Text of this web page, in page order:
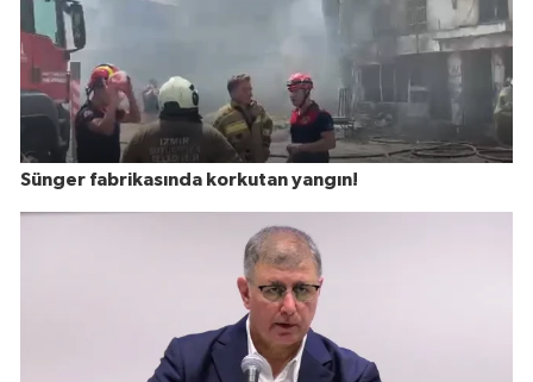
Sünger fabrikasında korkutan yangın!